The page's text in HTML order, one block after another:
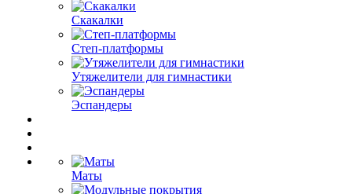
Скакалки
Степ-платформы
Утяжелители для гимнастики
Эспандеры
Маты